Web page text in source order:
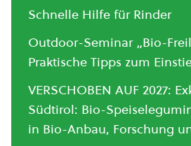
Schnelle Hilfe für Rinder
Outdoor-Seminar „Bio-
Praktische Tipps zum
VERSCHOBEN AUF 2027:
Südtirol: Bio-
in Bio-Anbau, Forschung